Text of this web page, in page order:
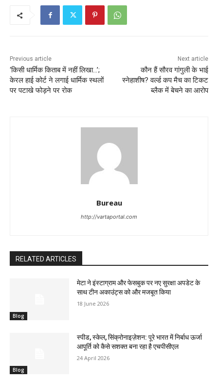
Previous article
‘किसी धार्मिक किताब में नहीं लिखा…’;
केरल हाई कोर्ट ने लगाई धार्मिक स्थलों
पर पटाखे फोड़ने पर रोक
Next article
कौन हैं सौरव गांगुली के भाई
स्नेहाशीष? वर्ल्ड कप मैच का टिकट
ब्लैक में बेचने का आरोप
Bureau
http://vartaportal.com
RELATED ARTICLES
Blog
मेटा ने इंस्टाग्राम और फेसबुक पर नए सुरक्षा अपडेट के
साथ टीन अकाउंट्स को और मजबूत किया
18 June 2026
Blog
स्पीड, स्केल, सिंक्रोनाइज़ेशन: पूरे भारत में निर्बाध ऊर्जा
आपूर्ति को कैसे सशक्त बना रहा है एचपीसीएल
24 April 2026